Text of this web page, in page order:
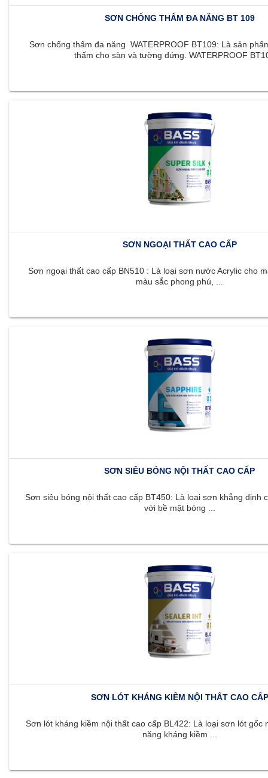
SƠN CHỐNG THẤM ĐA NĂNG BT 109
Sơn chống thấm đa năng WATERPROOF BT109: Là sản
thấm cho sàn và tường đứng. WATERPROOF
SƠN NGOẠI THẤT CAO CẤP
Sơn ngoại thất cao cấp BN510 : Là loại sơn nước Acrylic cho
màu sắc phong phú, ...
SƠN SIÊU BÓNG NỘI THẤT CAO CẤP
Sơn siêu bóng nội thất cao cấp BT450: Là loại sơn khẳng định
với bề mặt bóng ...
SƠN LÓT KHÁNG KIỀM NỘI THẤT CAO CẤP
Sơn lót kháng kiềm nội thất cao cấp BL422: Là loại sơn lót gốc
năng kháng kiềm ...